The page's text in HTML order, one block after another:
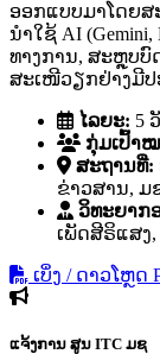
ອອກແບບມາໂດຍສ
ນຳໃຊ້ AI
ທາງການ, ສະຫຼຸບບົ
ສະເໜີວຽກຢ່າງມີປ
ໄລຍະ: 5
ກຸ່ມເປົ້າ
ສະຖານທີ່:
ຂ່າວສານ, ມ
ວິທະຍາກ
ເພັດສີຣິແສງ
ເບິ່ງ / ດາວໂຫຼດ
ແຈ້ງການ ສູນ ITC ມຊ